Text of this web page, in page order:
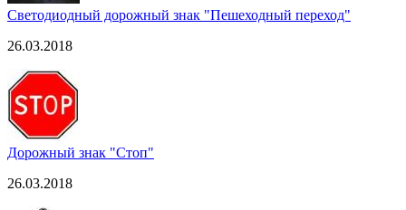
Светодиодный дорожный знак "Пешеходный переход"
26.03.2018
Дорожный знак "Стоп"
26.03.2018